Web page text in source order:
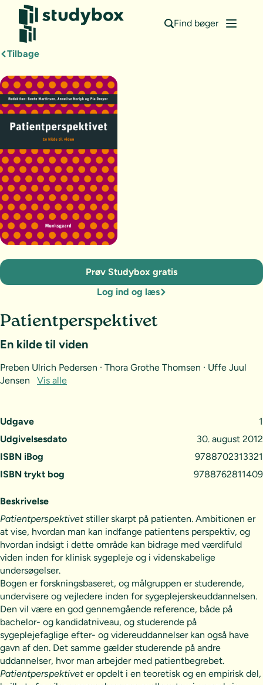
Find bøger
Tilbage
Udgave
1
Udgivelsesdato
30. august 2012
ISBN iBog
9788702313321
ISBN trykt bog
9788762811409
Patientperspektivet
En kilde til viden
Preben Ulrich Pedersen · Thora Grothe Thomsen · Uffe Juul
Jensen
Vis alle
Prøv Studybox gratis
Log ind og læs
Beskrivelse
Patientperspektivetstiller skarpt på patienten. Ambitionen er
at vise, hvordan man kan indfange patientens perspektiv, og
hvordan indsigt i dette område kan bidrage med værdifuld
viden inden for klinisk sygepleje og i videnskabelige
undersøgelser.
Bogen er forskningsbaseret, og målgruppen er studerende,
undervisere og vejledere inden for sygeplejerskeuddannelsen.
Den vil være en god gennemgående reference, både på
bachelor- og kandidatniveau, og studerende på
sygeplejefaglige efter- og videreuddannelser kan også have
gavn af den. Det samme gælder studerende på andre
uddannelser, hvor man arbejder med patientbegrebet.
Patientperspektiveter opdelt i en teoretisk og en empirisk del,